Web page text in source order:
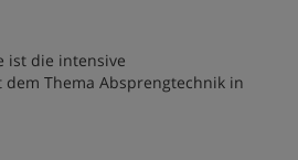
ist die intensive
Thema Absprengtechnik in